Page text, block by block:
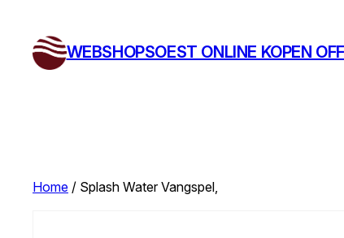
WEBSHOPSOEST ONLINE KOPEN
Home / Splash Water Vangspel,